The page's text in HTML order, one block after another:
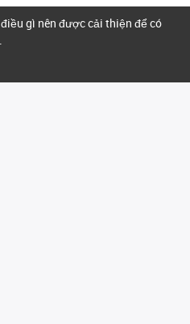
gì nên được cải thiện để có